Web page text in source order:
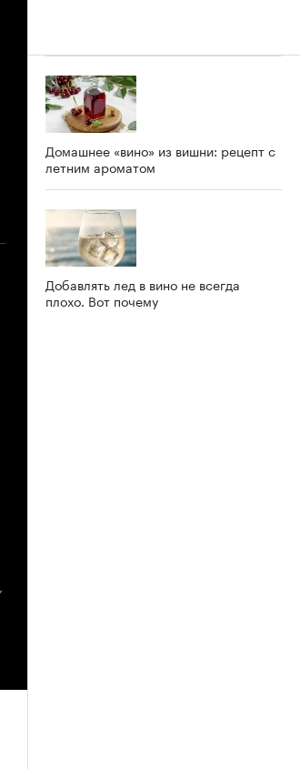
Домашнее «вино» из вишни: рецепт с
летним ароматом
Добавлять лед в вино не всегда
плохо. Вот почему